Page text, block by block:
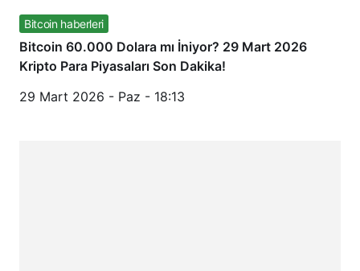
Bitcoin haberleri
Bitcoin 60.000 Dolara mı İniyor? 29 Mart 2026
Kripto Para Piyasaları Son Dakika!
29 Mart 2026 - Paz - 18:13